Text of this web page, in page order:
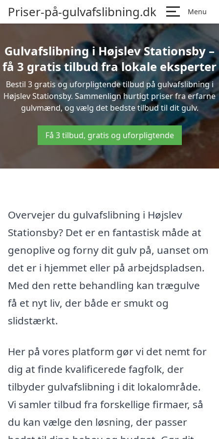
Priser-på-gulvafslibning.dk Menu
Gulvafslibning i Højslev Stationsby –
få 3 gratis tilbud fra lokale eksperter
Bestil 3 gratis og uforpligtende tilbud på gulvafslibning i
Højslev Stationsby. Sammenlign hurtigt priser fra erfarne
gulvmænd, og vælg det bedste tilbud til dit gulv.
Få 3 tilbud, gratis og uforpligtende
Overvejer du gulvafslibning i Højslev
Stationsby? Det er en fantastisk måde at
genoplive og forny dit gulv på, uanset om
det er i hjemmet eller på arbejdspladsen.
Med den rette behandling kan trægulve
få et nyt liv, der både er smukt og
slidstærkt.
Her på vores platform gør vi det nemt for
dig at finde kvalificerede fagfolk, der
tilbyder gulvafslibning i dit lokalområde.
Vi samler tilbud fra forskellige firmaer, så
du kan vælge den løsning, der passer